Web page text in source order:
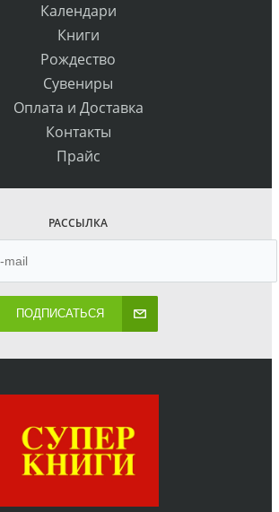
Календари
Книги
Рождество
Сувениры
Оплата и Доставка
Контакты
Прайс
РАССЫЛКА
ПОДПИСАТЬСЯ